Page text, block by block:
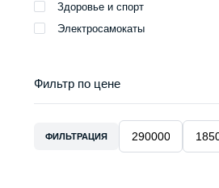
Здоровье и спорт
Электросамокаты
Фильтр по цене
ФИЛЬТРАЦИЯ